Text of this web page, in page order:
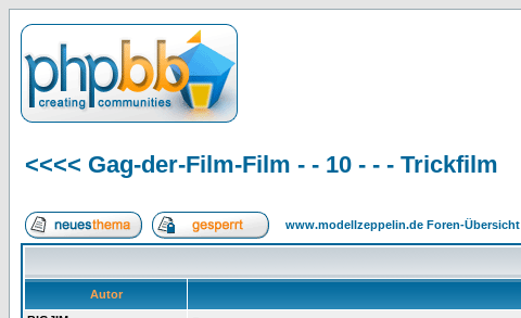
<<<< Gag-der-Film-Film - - 10 - - - Trickfilm
www.modellzeppelin.de Foren-Übersicht
Autor